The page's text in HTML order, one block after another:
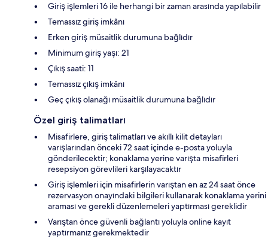
Giriş işlemleri 16 ile herhangi bir zaman arasında yapılabilir
Temassız giriş imkânı
Erken giriş müsaitlik durumuna bağlıdır
Minimum giriş yaşı: 21
Çıkış saati: 11
Temassız çıkış imkânı
Geç çıkış olanağı müsaitlik durumuna bağlıdır
Özel giriş talimatları
Misafirlere, giriş talimatları ve akıllı kilit detayları
varışlarından önceki 72 saat içinde e-posta yoluyla
gönderilecektir; konaklama yerine varışta misafirleri
resepsiyon görevlileri karşılayacaktır
Giriş işlemleri için misafirlerin varıştan en az 24 saat önce
rezervasyon onayındaki bilgileri kullanarak konaklama yerini
araması ve gerekli düzenlemeleri yaptırması gereklidir
Varıştan önce güvenli bağlantı yoluyla online kayıt
yaptırmanız gerekmektedir